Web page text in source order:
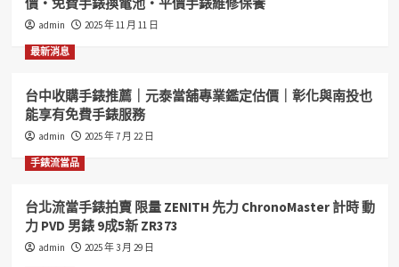
admin 2025 年 11 月 11 日
最新消息
台中收購手錶推薦｜元泰當舖專業鑑定估價｜彰化與南投也
能享有免費手錶服務
admin 2025 年 7 月 22 日
手錶流當品
台北流當手錶拍賣 限量 ZENITH 先力 ChronoMaster 計時 動
力 PVD 男錶 9成5新 ZR373
admin 2025 年 3 月 29 日